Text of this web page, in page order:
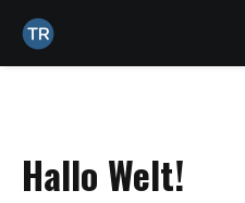
Hallo Welt!